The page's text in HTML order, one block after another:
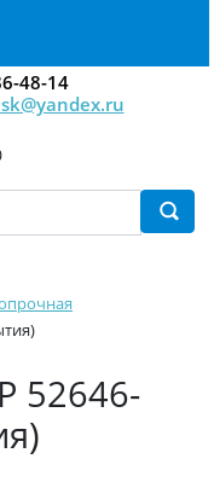
48-14
52646-